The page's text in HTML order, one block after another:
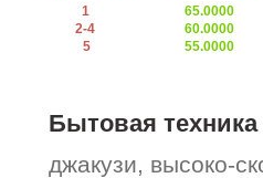
1
2-4
5
65.0000
60.0000
55.0000
Бытовая техника
джакузи, высоко-